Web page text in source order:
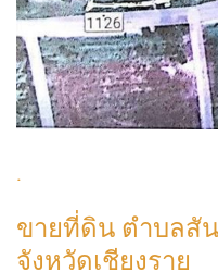
.
ขายที่ดิน ตำบลสั
จังหวัดเชียงราย